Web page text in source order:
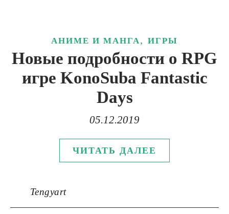
АНИМЕ И МАНГА , ИГРЫ
Новые подробности о RPG
игре KonoSuba Fantastic
Days
05.12.2019
ЧИТАТЬ ДАЛЕЕ
Tengyart